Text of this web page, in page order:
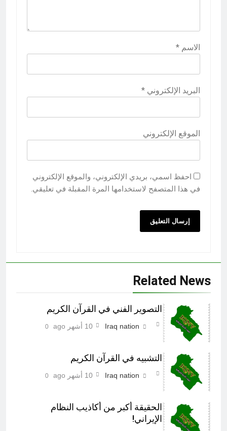
الاسم *
البريد الإلكتروني *
الموقع الإلكتروني
احفظ اسمي، بريدي الإلكتروني، والموقع الإلكتروني
في هذا المتصفح لاستخدامها المرة المقبلة في تعليقي.
Related News
التصوير الفني في القرآن الكريم
Iraq nation 10 أشهر ago 0
التشبيه في القرآن الكريم
Iraq nation 10 أشهر ago 0
الحقيقة أکبر من أکاذيب النظام
الإيراني!